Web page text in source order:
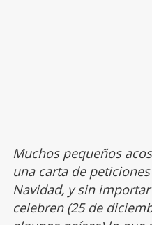
Muchos pequeños
una carta de
Navidad, y sin
celebren (25 de